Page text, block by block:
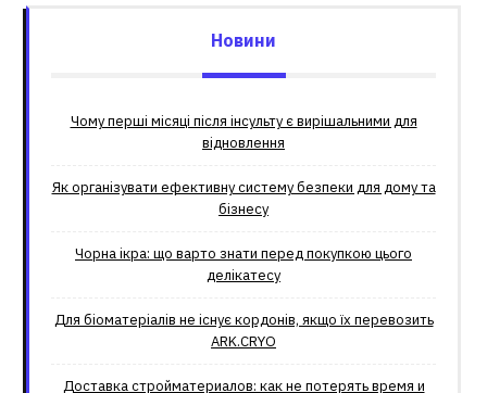
Новини
Чому перші місяці після інсульту є вирішальними для
відновлення
Як організувати ефективну систему безпеки для дому та
бізнесу
Чорна ікра: що варто знати перед покупкою цього
делікатесу
Для біоматеріалів не існує кордонів, якщо їх перевозить
ARK.CRYO
Доставка стройматериалов: как не потерять время и